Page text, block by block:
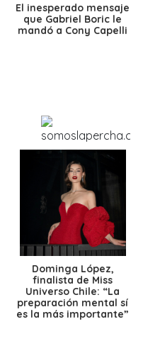
El inesperado mensaje
que Gabriel Boric le
mandó a Cony Capelli
Dominga López,
finalista de Miss
Universo Chile: “La
preparación mental sí
es la más importante”